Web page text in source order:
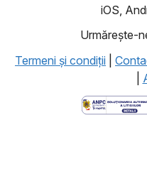
iOS,
Urmăreşte-
Termeni şi condiţii